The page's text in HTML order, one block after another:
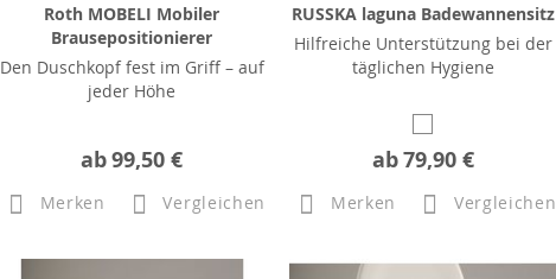
Roth MOBELI Mobiler
Brausepositionierer
Den Duschkopf fest im Griff – auf
jeder Höhe
ab99,50 €
Merken Vergleichen
RUSSKA laguna Badewannensitz
Hilfreiche Unterstützung bei der
täglichen Hygiene
ab79,90 €
Merken Vergleichen